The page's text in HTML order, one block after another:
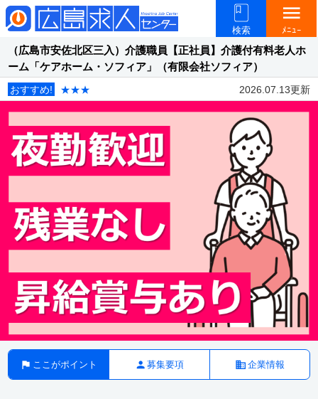
検索
menu
ﾒﾆｭｰ
（広島市安佐北区三入）介護職員【正社員】介護付有料老人ホ
ーム「ケアホーム・ソフィア」（有限会社ソフィア）
おすすめ! ★★★ 2026.07.13更新
ここがポイント 募集要項 企業情報